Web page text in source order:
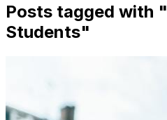
Posts tagged with "
Students"